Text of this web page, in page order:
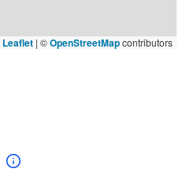
Leaflet | ©OpenStreetMapcontributors